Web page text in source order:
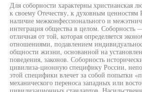
Для соборности характерны христианская
к своему Отечеству, к духовным ценностям
наличие межконфессионального и
интеграция общества в целом.
отличная от той, которая определяется
отношениями, подавлением
общности жизни, основанной на
поведения, законов. Соборность
цивилиза-ционную специфику России,
этой специфики влечет за собой попытки
механического переноса западных или